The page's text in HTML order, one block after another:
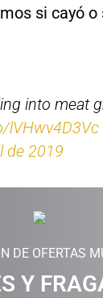
si cayó o
into meat
lVHwv4D3Vc
de 2019
DE OFERTAS
Y